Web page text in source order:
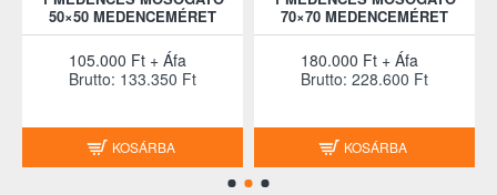
50×50 MEDENCEMÉRET
105.000 Ft + Áfa
Brutto: 133.350 Ft
KOSÁRBA
70×70 MEDENCEMÉRET
180.000 Ft + Áfa
Brutto: 228.600 Ft
KOSÁRBA